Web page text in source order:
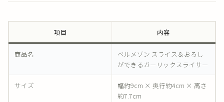
項目 内容
商品名
ベルメゾン スライス＆おろし
ができるガーリックスライサー
サイズ
幅約9cm × 奥行約4cm × 高さ
約7.7cm